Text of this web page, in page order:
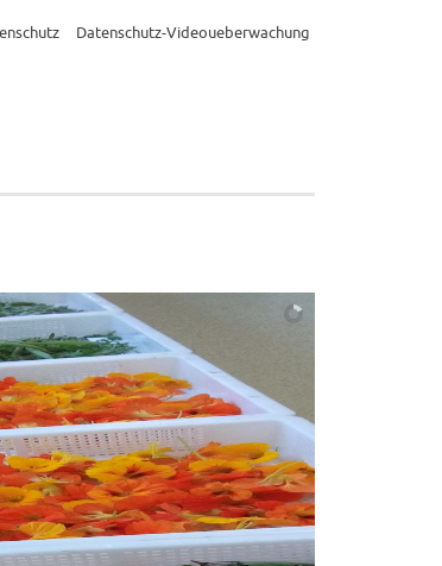
Datenschutz-Videoueberwachung